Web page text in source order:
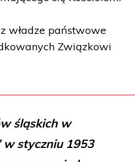
władze państwowe
Związkowi
śląskich w
w styczniu 1953